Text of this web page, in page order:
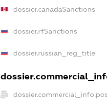
dossier.canadaSanctions
dossier.rfSanctions
dossier.russian_reg_title